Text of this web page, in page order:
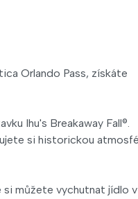
Orlando Pass, získáte
Ihu's Breakaway Fall®.
si historickou
si můžete vychutnat jídlo v